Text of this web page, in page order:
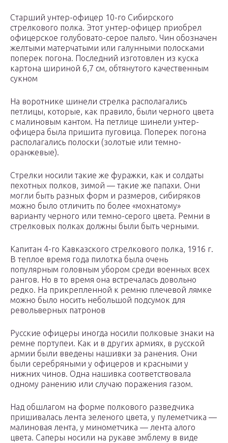
Старший унтер-офицер 10-го Сибирского
стрелкового полка. Этот унтер-офицер приобрел
офицерское голубовато-серое пальто. Чин обозначен
желтыми матерчатыми или галунными полосками
поперек погона. Последний изготовлен из куска
картона шириной 6,7 см, обтянутого качественным
сукном
На воротнике шинели стрелка располагались
петлицы, которые, как правило, были черного цвета
с малиновым кантом. На петлице шинели унтер-
офицера была пришита пуговица. Поперек погона
располагались полоски (золотые или темно-
оранжевые).
Стрелки носили такие же фуражки, как и солдаты
пехотных полков, зимой — такие же папахи. Они
могли быть разных форм и размеров, сибиряков
можно было отличить по более «мохнатому»
варианту черного или темно-серого цвета. Ремни в
стрелковых полках должны были быть черными.
Капитан 4-го Кавказского стрелкового полка, 1916 г.
В теплое время года пилотка была очень
популярным головным убором среди военных всех
рангов. Но в то время она встречалась довольно
редко. На прикрепленной к ремню плечевой лямке
можно было носить небольшой подсумок для
револьверных патронов
Русские офицеры иногда носили полковые знаки на
ремне портупеи. Как и в других армиях, в русской
армии были введены нашивки за ранения. Они
были серебряными у офицеров и красными у
нижних чинов. Одна нашивка соответствовала
одному ранению или случаю поражения газом.
Над обшлагом на форме полкового разведчика
пришивалась лента зеленого цвета, у пулеметчика —
малиновая лента, у минометчика — лента алого
цвета. Саперы носили на рукаве эмблему в виде